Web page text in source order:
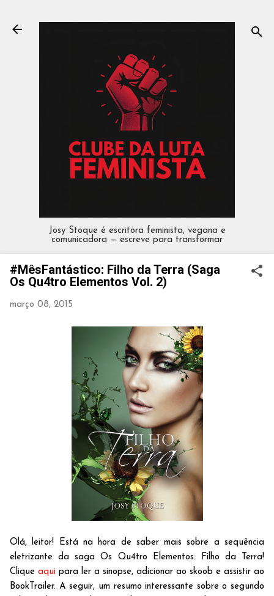
Josy Stoque é escritora feminista, vegana e
comunicadora — escreve para transformar
#MêsFantástico: Filho da Terra (Saga
Os Qu4tro Elementos Vol. 2)
março 08, 2015
Olá, leitor! Está na hora de saber mais sobre a sequência
eletrizante da saga Os Qu4tro Elementos: Filho da Terra!
Clique aqui para ler a sinopse, adicionar ao skoob e assistir ao
BookTrailer. A seguir, um resumo interessante sobre o segundo